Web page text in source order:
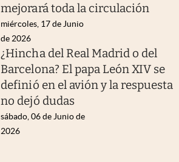
mejorará toda la circulación
miércoles, 17 de Junio
de 2026
¿Hincha del Real Madrid o del
Barcelona? El papa León XIV se
definió en el avión y la respuesta
no dejó dudas
sábado, 06 de Junio de
2026